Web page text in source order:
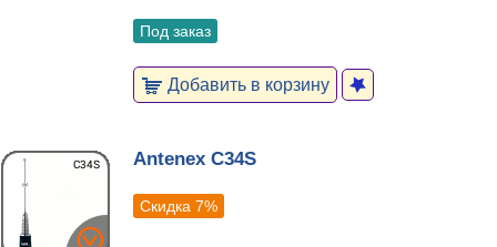
Под заказ
Добавить в корзину
Antenex C34S
Скидка 7%